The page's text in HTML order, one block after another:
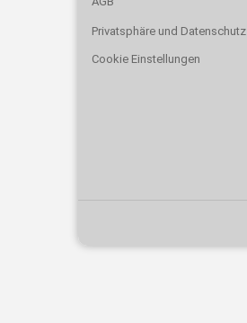
Privatsphäre und Datenschutz
Cookie Einstellungen